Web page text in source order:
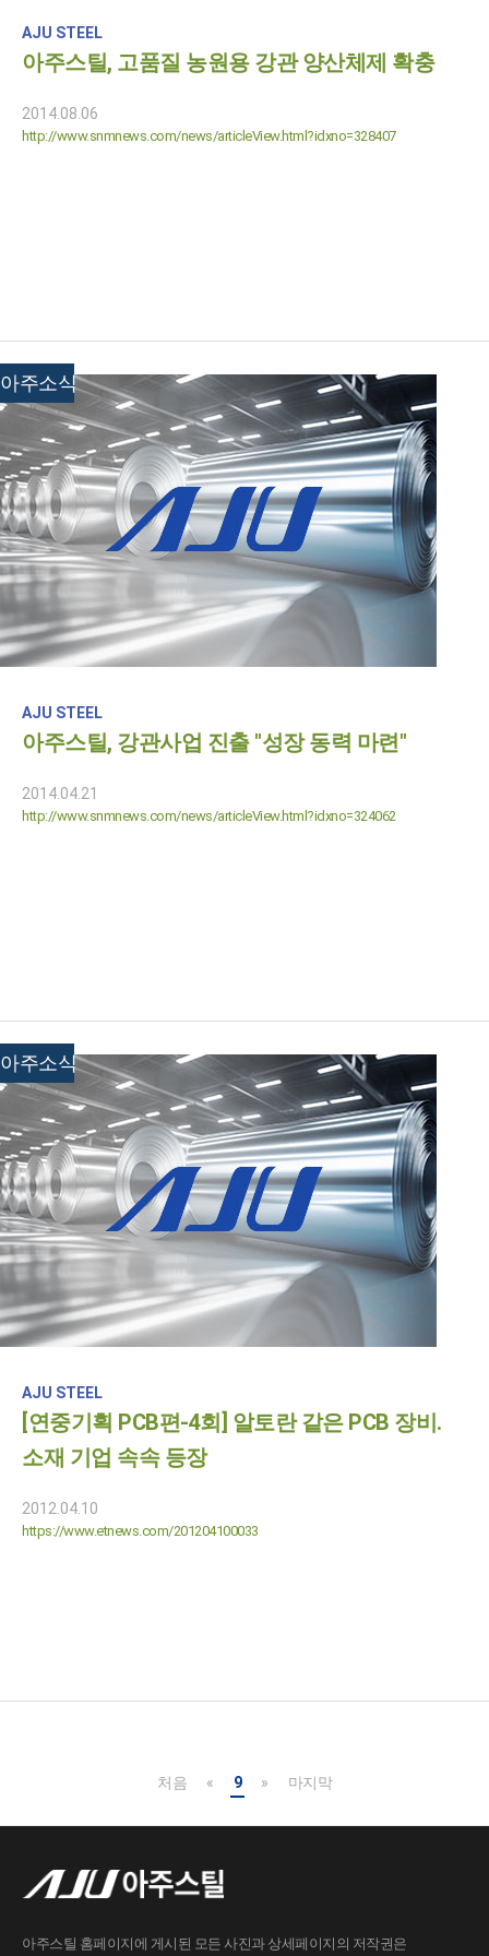
AJU STEEL
아주스틸, 고품질 농원용 강관 양산체제 확충
2014.08.06
http://www.snmnews.com/news/articleView.html?idxno=328407
AJU STEEL
아주스틸, 강관사업 진출 "성장 동력 마련"
2014.04.21
http://www.snmnews.com/news/articleView.html?idxno=324062
아주소식
AJU STEEL
[연중기획 PCB편-4회] 알토란 같은 PCB 장비.
소재 기업 속속 등장
2012.04.10
https://www.etnews.com/201204100033
아주소식
처음 « 9 » 마지막
아주스틸 홈페이지에 게시된 모든 사진과 상세페이지의 저작권은